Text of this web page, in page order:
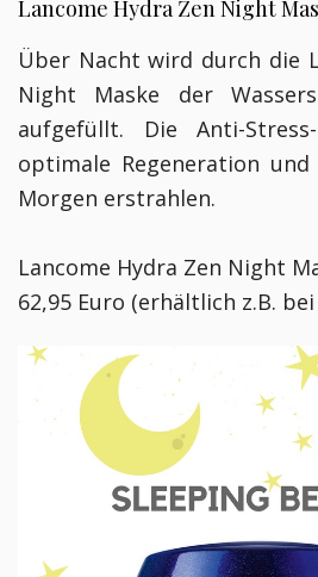
Lancome Hydra Zen Night
Über Nacht wird durch die
Night Maske der
aufgefüllt. Die Anti-
optimale Regeneration
Morgen erstrahlen.
Lancome Hydra Zen Night
62,95 Euro (erhältlich z.B.